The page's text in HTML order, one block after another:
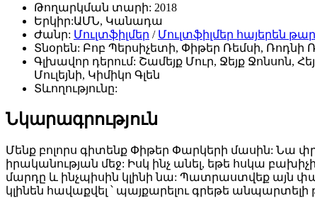
Թողարկման տարի: 2018
Երկիր:ԱՄՆ, Կանադա
Ժանր: Մուլտֆիլմեր / Մուլտֆիլմեր հայերեն
Տնօրեն: Բոբ Պերսիչետի, Փիթեր Ռեմսի, Ռոդնի
Գլխավոր դերում: Շամեյք Մուր, Ջեյք Ջոնսոն,
Մուլեյնի, Կիմիկո Գլեն
Տևողությունը:
Նկարագրություն
Մենք բոլորս գիտենք Փիթեր Փարկերի մասին: Նա
իրականության մեջ: Իսկ ինչ անել, եթե հսկա
մարդը և ինչպիսին կլինի նա: Պատրաստվեք այն
կլինեն հավաքվել ՝ պայքարելու գրեթե անպարտելի